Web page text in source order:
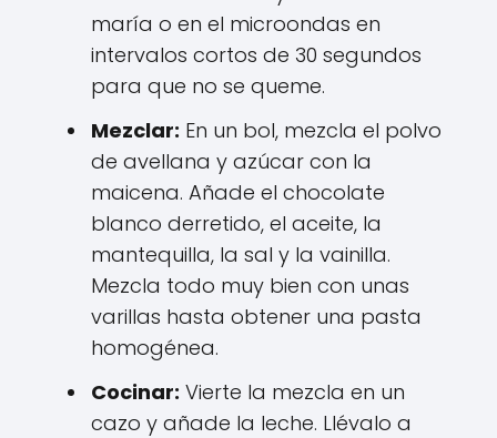
maría o en el microondas en
intervalos cortos de 30 segundos
para que no se queme.
Mezclar: En un bol, mezcla el polvo
de avellana y azúcar con la
maicena. Añade el chocolate
blanco derretido, el aceite, la
mantequilla, la sal y la vainilla.
Mezcla todo muy bien con unas
varillas hasta obtener una pasta
homogénea.
Cocinar: Vierte la mezcla en un
cazo y añade la leche. Llévalo a